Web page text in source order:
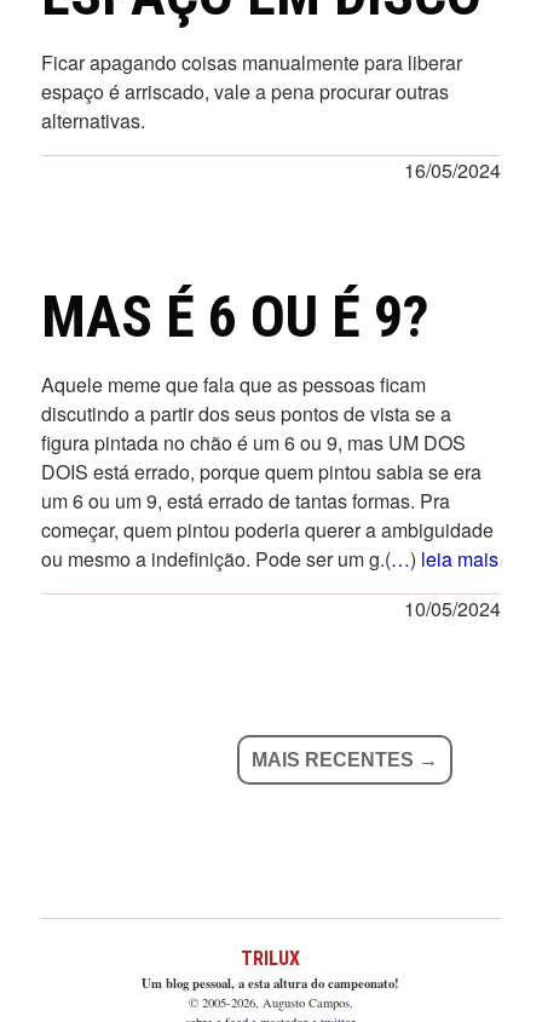
Ficar apagando coisas manualmente para liberar
espaço é arriscado, vale a pena procurar outras
alternativas.
16/05/2024
MAS É 6 OU É 9?
Aquele meme que fala que as pessoas ficam
discutindo a partir dos seus pontos de vista se a
figura pintada no chão é um 6 ou 9, mas UM DOS
DOIS está errado, porque quem pintou sabia se era
um 6 ou um 9, está errado de tantas formas. Pra
começar, quem pintou poderia querer a ambiguidade
ou mesmo a indefinição. Pode ser um g.(…) leia mais
10/05/2024
MAIS RECENTES →
TRILUX
Um blog pessoal, a esta altura do campeonato!
© 2005-2026, Augusto Campos.